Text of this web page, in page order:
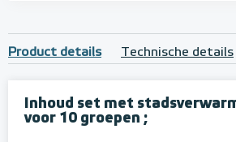
Product details Technische details
Inhoud set met
voor 10 groepen ;